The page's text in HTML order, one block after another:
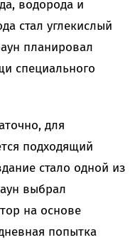
водорода и
стал углекислый
планировал
специального
для
подходящий
стало одной из
выбрал
на основе
попытка